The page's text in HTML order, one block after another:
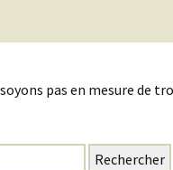
PROGRAMME
pas en mesure de